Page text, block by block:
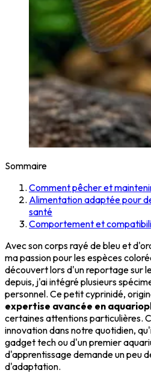
Sommaire
Comment pêcher et
Alimentation adaptée pour
santé
Comportement et
Avec son corps rayé de bleu et
ma passion pour les espèces
découvert lors d'un reportage sur
depuis, j'ai intégré plusieurs
personnel. Ce petit cyprinidé,
expertise avancée en
certaines attentions particulières.
innovation dans notre quotidien,
gadget tech ou d'un premier
d'apprentissage demande un peu
d'adaptation.